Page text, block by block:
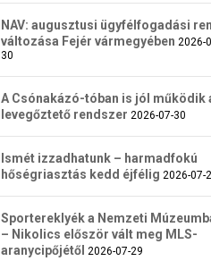
NAV: augusztusi ügyfélfogadási
változása Fejér vármegyében 2026-
30
A Csónakázó-tóban is jól működik
levegőztető rendszer 2026-07-30
Ismét izzadhatunk – harmadfokú
hőségriasztás kedd éjfélig 2026-07-
Sportereklyék a Nemzeti
– Nikolics először vált meg MLS-
aranycipőjétől 2026-07-29